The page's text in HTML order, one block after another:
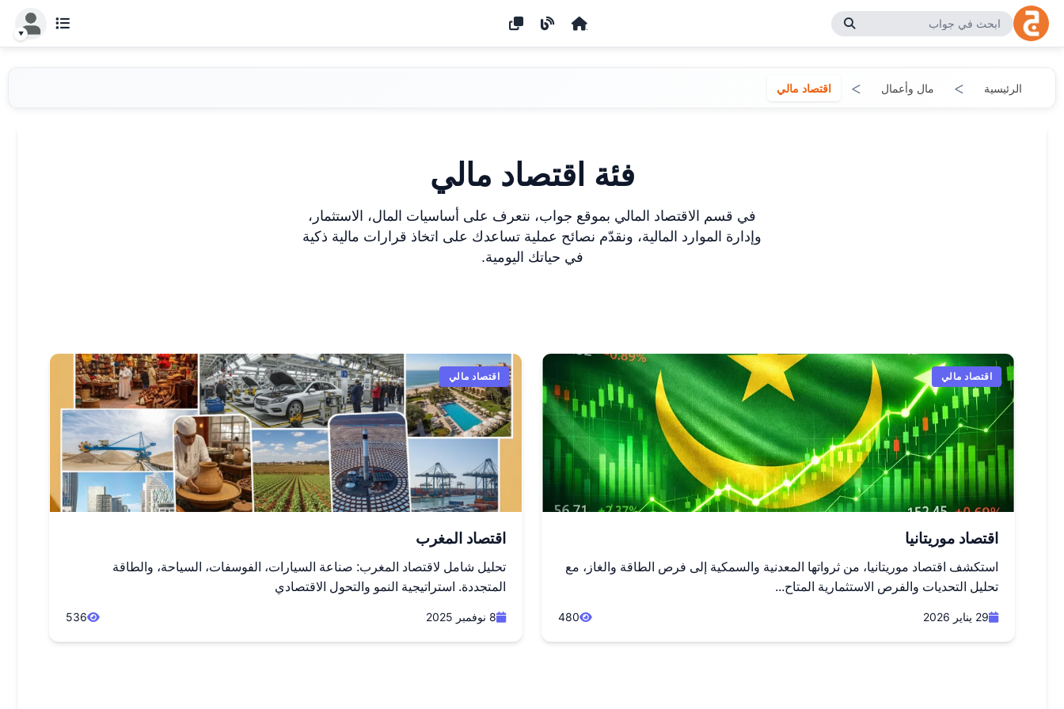
اقتصاد مالي مال وأعمال الرئيسية
فئة اقتصاد مالي
في قسم الاقتصاد المالي بموقع جواب، نتعرف على أساسيات المال، الاستثمار،
وإدارة الموارد المالية، ونقدّم نصائح عملية تساعدك على اتخاذ قرارات مالية ذكية
في حياتك اليومية.
اقتصاد مالي
اقتصاد موريتانيا
استكشف اقتصاد موريتانيا، من ثرواتها المعدنية والسمكية إلى فرص الطاقة والغاز، مع
تحليل التحديات والفرص الاستثمارية المتاح...
29 يناير 2026 480
اقتصاد مالي
اقتصاد المغرب
تحليل شامل لاقتصاد المغرب: صناعة السيارات، الفوسفات، السياحة، والطاقة
المتجددة. استراتيجية النمو والتحول الاقتصادي
8 نوفمبر 2025 536